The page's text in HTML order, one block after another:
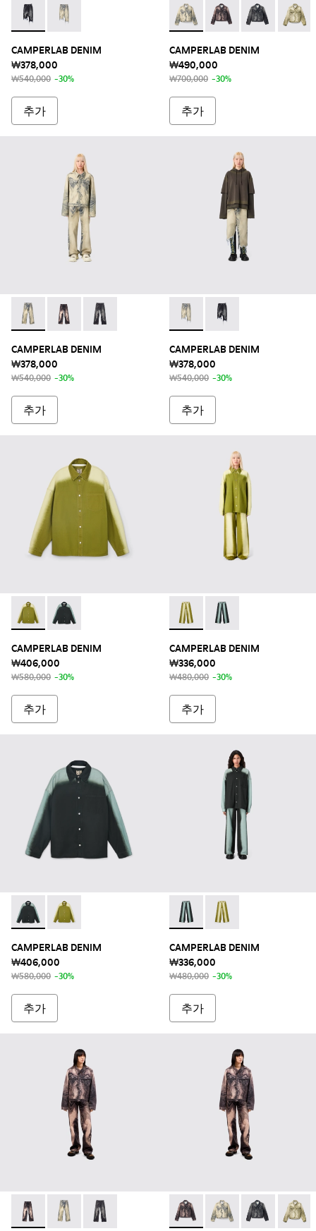
CAMPERLAB DENIM - AU00052-001 - 블랙-그레이 비대칭
CAMPERLAB DENIM - AU00052-003 - 샌드-블랙
CAMPERLAB DENIM
₩378,000
₩540,000 -30%
추가
CAMPERLAB DENIM -
CAMPERLAB
CAMPERLAB DENIM
₩490,000
₩700,000 -30%
추가
CAMPERLAB DENIM - AU00006-011 - 샌드-블랙 데님 진
CAMPERLAB DENIM - AU00006-005 - 더스티 핑크
CAMPERLAB DENIM - AU00006-003 - 블랙
CAMPERLAB DENIM
₩378,000
₩540,000 -30%
추가
CAMPERLAB DENIM -
CAMPERLAB
CAMPERLAB DENIM
₩378,000
₩540,000 -30%
추가
CAMPERLAB DENIM - AU00054-003 - 프린트 스프레이 그
CAMPERLAB DENIM - AU00054-001 - 프린트 스프
CAMPERLAB DENIM
₩406,000
₩580,000 -30%
추가
CAMPERLAB DENIM -
CAMPERLAB
CAMPERLAB DENIM
₩336,000
₩480,000 -30%
추가
CAMPERLAB DENIM - AU00054-001 - 프린트 스프레이 블
CAMPERLAB DENIM - AU00054-003 - 프린트 스프
CAMPERLAB DENIM
₩406,000
₩580,000 -30%
추가
CAMPERLAB DENIM -
CAMPERLAB
CAMPERLAB DENIM
₩336,000
₩480,000 -30%
추가
Denim Jeans - AU00006-005 - 더스티 핑크 컬러 데님 진
Denim Jeans - AU00006-011 - 샌드-블랙 데님 진
Denim Jeans - AU00006-003 - 블랙-그레이
Denim Jacket - AU00005-
Denim Jacket -
Denim